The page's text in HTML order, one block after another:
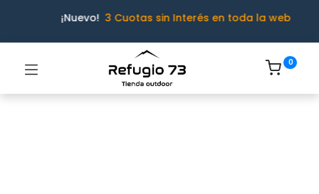
¡Nuevo! 3 Cuotas sin Interés en toda la web
0